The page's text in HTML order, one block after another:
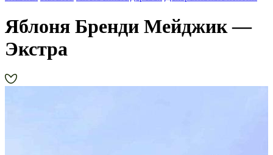
Яблоня Бренди Мейджик —
Экстра